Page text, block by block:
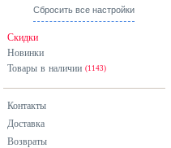
Сбросить все настройки
Скидки
Новинки
Товары в наличии (1143)
Контакты
Доставка
Возвраты